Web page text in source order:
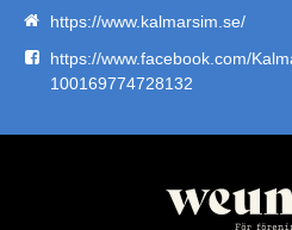
https://www.kalmarsim.se/
https://www.facebook.com/
100169774728132